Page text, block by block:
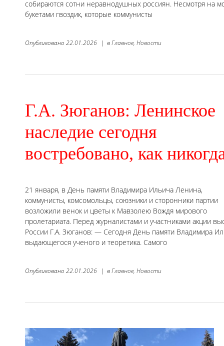
собираются сотни неравнодушных россиян. Несмотря на
букетами гвоздик, которые коммунисты
Опубликовано 22.01.2026 | вГлавное, Новости
Г.А. Зюганов: Ленинское
наследие сегодня
востребовано, как
21 января, в День памяти Владимира Ильича Ленина,
коммунисты, комсомольцы, союзники и сторонники партии
возложили венок и цветы к Мавзолею Вождя мирового
пролетариата. Перед журналистами и участниками акции
России Г.А. Зюганов: — Сегодня День памяти Владимира
выдающегося ученого и теоретика. Самого
Опубликовано 22.01.2026 | вГлавное, Новости